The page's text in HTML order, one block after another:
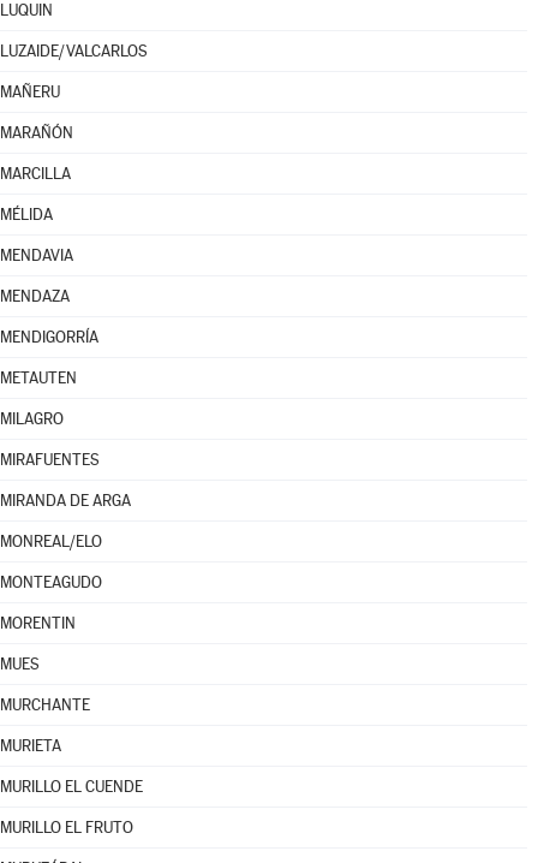
LUQUIN
LUZAIDE/VALCARLOS
MAÑERU
MARAÑÓN
MARCILLA
MÉLIDA
MENDAVIA
MENDAZA
MENDIGORRÍA
METAUTEN
MILAGRO
MIRAFUENTES
MIRANDA DE ARGA
MONREAL/ELO
MONTEAGUDO
MORENTIN
MUES
MURCHANTE
MURIETA
MURILLO EL CUENDE
MURILLO EL FRUTO